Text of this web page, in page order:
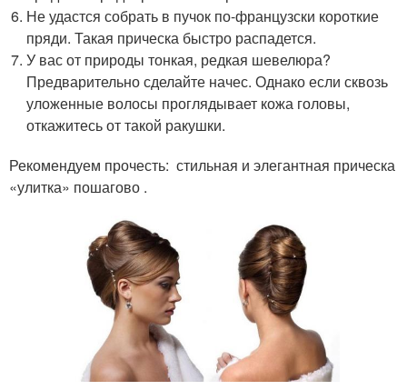
Не удастся собрать в пучок по-французски короткие
пряди. Такая прическа быстро распадется.
У вас от природы тонкая, редкая шевелюра?
Предварительно сделайте начес. Однако если сквозь
уложенные волосы проглядывает кожа головы,
откажитесь от такой ракушки.
Рекомендуем прочесть: стильная и элегантная прическа
«улитка» пошагово .